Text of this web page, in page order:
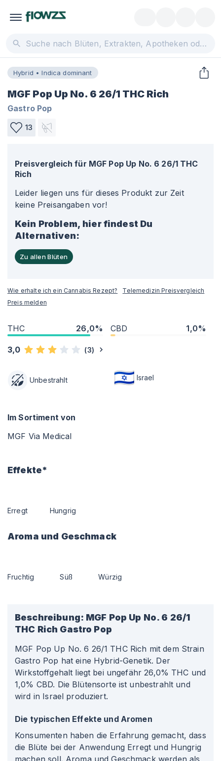
Hybrid • Indica dominant
MGF Pop Up No. 6 26/1 THC Rich
Gastro Pop
13
Preisvergleich für MGF Pop Up No. 6 26/1 THC
Rich
Leider liegen uns für dieses Produkt zur Zeit
keine Preisangaben vor!
Kein Problem, hier findest Du
Alternativen:
Zu allen Blüten
Wie erhalte ich ein Cannabis Rezept?
Telemedizin Preisvergleich
Preis melden
THC 26,0% CBD 1,0%
3,0 (3)
Unbestrahlt Israel
Im Sortiment von
MGF Via Medical
Effekte*
Erregt Hungrig
Aroma und Geschmack
Fruchtig Süß Würzig
Beschreibung: MGF Pop Up No. 6 26/1
THC Rich Gastro Pop
MGF Pop Up No. 6 26/1 THC Rich mit dem Strain
Gastro Pop hat eine Hybrid-Genetik. Der
Wirkstoffgehalt liegt bei ungefähr 26,0% THC und
1,0% CBD. Die Blütensorte ist unbestrahlt und
wird in Israel produziert.
Die typischen Effekte und Aromen
Konsumenten haben die Erfahrung gemacht, dass
die Blüte bei der Anwendung Erregt und Hungrig
machen soll. Aroma und Geschmack werden als